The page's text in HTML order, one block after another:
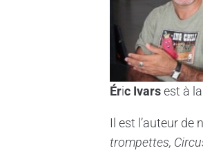
Éric Ivarsest à
Il est l’auteur
trompettes,